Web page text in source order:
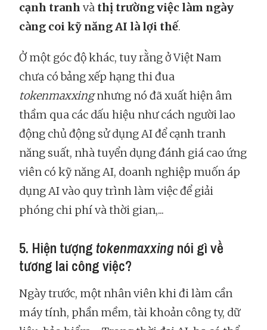
cạnh tranh và thị trường việc làm ngày
càng coi kỹ năng AI là lợi thế.
Ở một góc độ khác, tuy rằng ở Việt Nam
chưa có bảng xếp hạng thi đua
tokenmaxxingnhưng nó đã xuất hiện âm
thầm qua các dấu hiệu như cách người lao
động chủ động sử dụng AI để cạnh tranh
năng suất, nhà tuyển dụng đánh giá cao ứng
viên có kỹ năng AI, doanh nghiệp muốn áp
dụng AI vào quy trình làm việc để giải
phóng chi phí và thời gian,...
5. Hiện tượng tokenmaxxing nói gì về
tương lai công việc?
Ngày trước, một nhân viên khi đi làm cần
máy tính, phần mềm, tài khoản công ty, dữ